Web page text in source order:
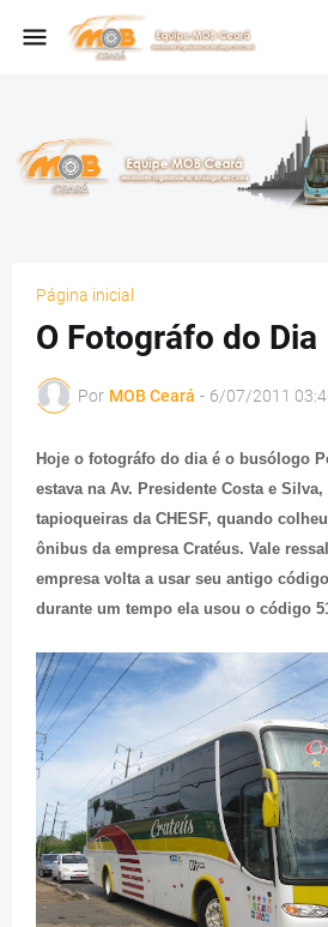
Página inicial
O Fotográfo do Dia
Por MOB Ceará - 6/07/2011
Hoje o fotográfo do dia é o busólogo
estava na Av. Presidente Costa e
tapioqueiras da CHESF, quando
ônibus da empresa Cratéus. Vale
empresa volta a usar seu antigo
durante um tempo ela usou o código